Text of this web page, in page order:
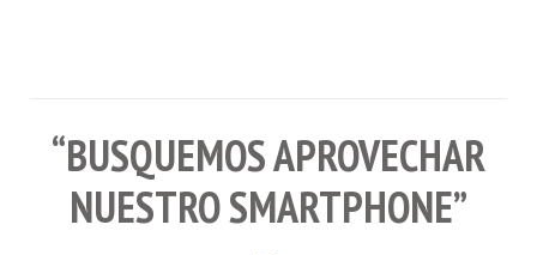
“BUSQUEMOS APROVECHAR
NUESTRO SMARTPHONE”